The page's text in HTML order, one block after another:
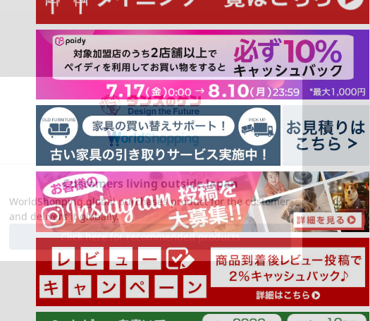
レビュー数 9 件
8
1
0
0
07/27/2026
tansu-gen869374
想像していた色で、とても満足です。
組み立てもお願いしたのですが、手早く組み立ててくだり、お願
いしてよかったです。